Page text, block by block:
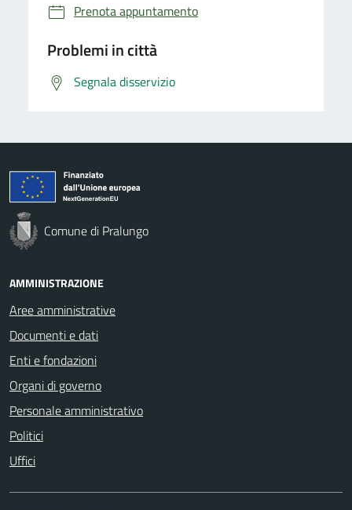
Prenota appuntamento
Problemi in città
Segnala disservizio
Comune di Pralungo
AMMINISTRAZIONE
Aree amministrative
Documenti e dati
Enti e fondazioni
Organi di governo
Personale amministrativo
Politici
Uffici